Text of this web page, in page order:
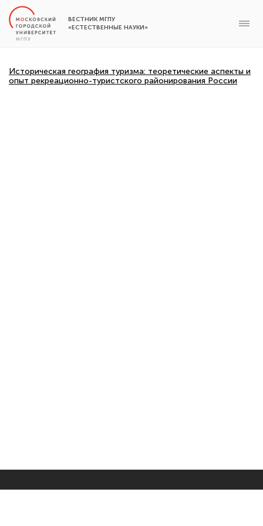
ВЕСТНИК МГПУ
«ЕСТЕСТВЕННЫЕ НАУКИ»
Историческая география туризма: теоретические аспекты и
опыт рекреационно-туристского районирования России